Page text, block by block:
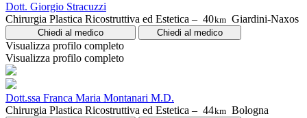
Dott. Giorgio Stracuzzi
Chirurgia Plastica Ricostruttiva ed Estetica – 40km Giardini-Naxos
Chiedi al medico Chiedi al medico
Visualizza profilo completo
Visualizza profilo completo
Dott.ssa Franca Maria Montanari M.D.
Chirurgia Plastica Ricostruttiva ed Estetica – 44km Bologna